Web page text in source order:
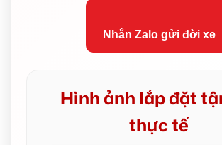
Nhắn Zalo gửi đời xe
Hình ảnh lắp đặt
thực tế